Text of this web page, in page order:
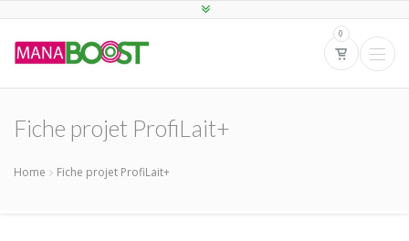
0
Fiche projet ProfiLait+
Home Fiche projet ProfiLait+